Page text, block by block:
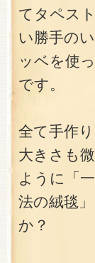
てタペス
い勝手の
ッベを使
です。
全て手作
大きさも
ように「
法の絨毯
か？